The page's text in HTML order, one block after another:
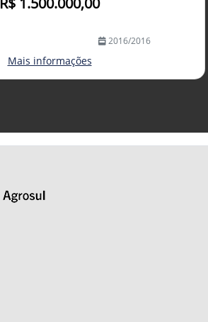
2016/2016
Mais informações